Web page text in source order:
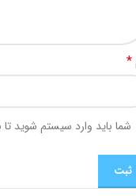
*
شما باید وارد سیستم شوید